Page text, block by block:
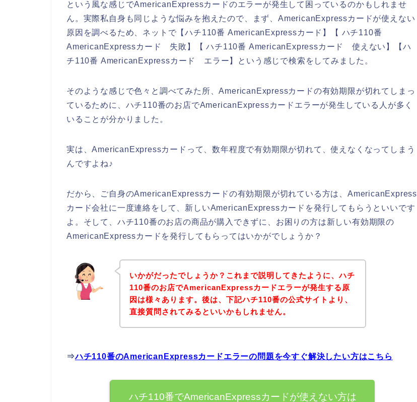
という風な感じでAmericanExpressカードのエラーが発生して困っているのかもしれませ
ん。実際私自身も同じような悩みを抱えたので、まず、AmericanExpressカードが使えない
原因を調べるため、ネットで【ハチ110番 AmericanExpressカード】【 ハチ110番
AmericanExpressカード 失敗】【 ハチ110番 AmericanExpressカード 使えない】【ハ
チ110番 AmericanExpressカード エラー】という感じで検索をしてみました。
そのような感じで色々と調べてみた所、AmericanExpressカードの有効期限が切れてしまっ
ているために、ハチ110番のお店でAmericanExpressカードエラーが発生している人が多く
いることが分かりました。
実は、AmericanExpressカードって、数年程度で有効期限が切れて、使えなくなってしまう
んですよね♪
だから、ご自身のAmericanExpressカードの有効期限が切れている方は、AmericanExpress
カード会社に一度連絡をして、新しいAmericanExpressカードを発行してもらうといいです
よ。そして、ハチ110番のお店の商品が購入できずに、お困りの方は新しい有効期限の
AmericanExpressカードを発行してもらってはいかがでしょうか？
いかがだったでしょうか？これまで説明してきたように、ハチ
110番のお店でAmericanExpressカードエラーが発生する原
因は様々あります。後は、下記ハチ110番の公式サイトより、
直接質問されてみるといいかもしれません。
⇒ハチ110番のAmericanExpressカードエラーの問題を今すぐ解決したい方はこちら
ハチ110番でAmericanExpressカードが使えない方は